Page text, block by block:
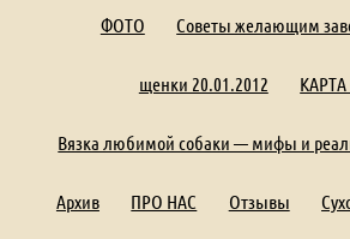
ФОТО Советы желающим
щенки 20.01.2012
Вязка любимой собаки — мифы и
Архив ПРО НАС Отзывы